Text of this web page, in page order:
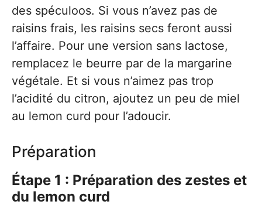
des spéculoos. Si vous n’avez pas de
raisins frais, les raisins secs feront aussi
l’affaire. Pour une version sans lactose,
remplacez le beurre par de la margarine
végétale. Et si vous n’aimez pas trop
l’acidité du citron, ajoutez un peu de miel
au lemon curd pour l’adoucir.
Préparation
Étape 1 : Préparation des zestes et
du lemon curd